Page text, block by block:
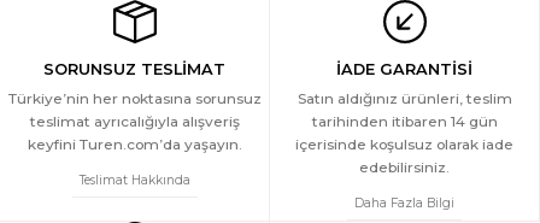
SORUNSUZ TESLİMAT
Türkiye’nin her noktasına sorunsuz
teslimat ayrıcalığıyla alışveriş
keyfini Turen.com’da yaşayın.
Teslimat Hakkında
İADE GARANTİSİ
Satın aldığınız ürünleri, teslim
tarihinden itibaren 14 gün
içerisinde koşulsuz olarak iade
edebilirsiniz.
Daha Fazla Bilgi